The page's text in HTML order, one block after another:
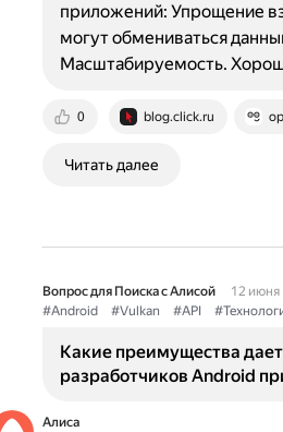
0 blog.click.ru
приложений: Упрощение
могут обмениваться
Масштабируемость.
Читать далее
Вопрос для Поиска с Алисой
12 июня
#Android
#Vulkan #API
Какие преимущества
разработчиков Android
Алиса